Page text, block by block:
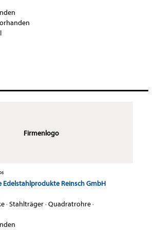
Firmenlogo
Edelstahlprodukte Reinsch GmbH
·Stahlträger·Quadratrohre·